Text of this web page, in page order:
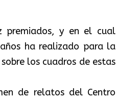
premiados, y en el cual
ha realizado para la
los cuadros de estas
de relatos del Centro